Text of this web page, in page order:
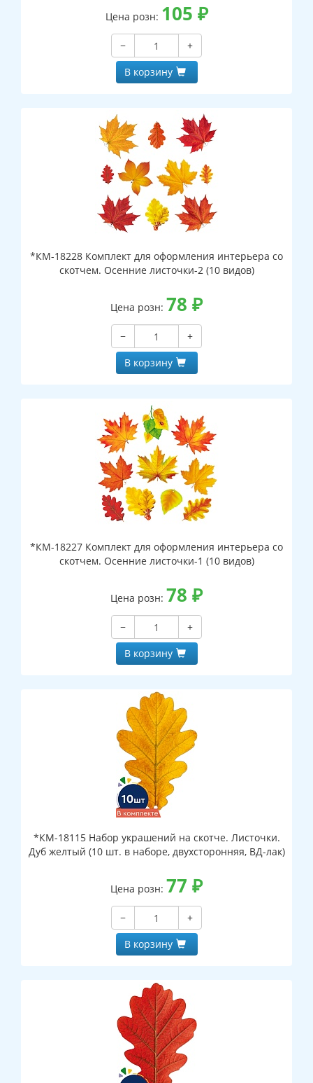
Цена розн: 105 ₽
−
+
В корзину
*КМ-18228 Комплект для оформления интерьера со
скотчем. Осенние листочки-2 (10 видов)
Цена розн: 78 ₽
−
+
В корзину
*КМ-18227 Комплект для оформления интерьера со
скотчем. Осенние листочки-1 (10 видов)
Цена розн: 78 ₽
−
+
В корзину
*КМ-18115 Набор украшений на скотче. Листочки.
Дуб желтый (10 шт. в наборе, двухсторонняя, ВД-лак)
Цена розн: 77 ₽
−
+
В корзину